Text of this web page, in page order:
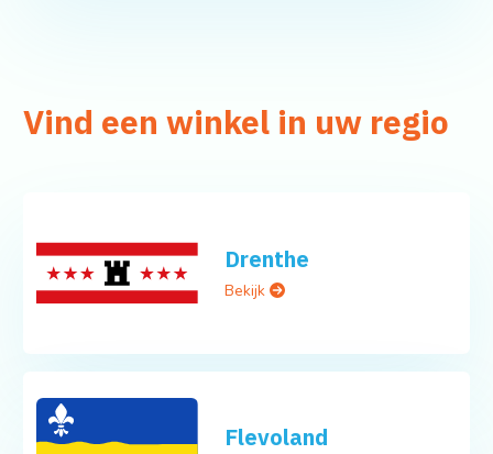
Vind een winkel in uw regio
Drenthe
Bekijk
Flevoland